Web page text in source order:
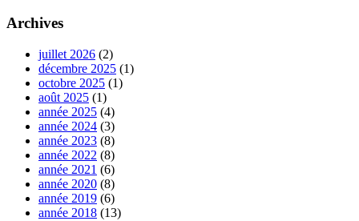
Archives
juillet 2026 (2)
décembre 2025 (1)
octobre 2025 (1)
août 2025 (1)
année 2025 (4)
année 2024 (3)
année 2023 (8)
année 2022 (8)
année 2021 (6)
année 2020 (8)
année 2019 (6)
année 2018 (13)